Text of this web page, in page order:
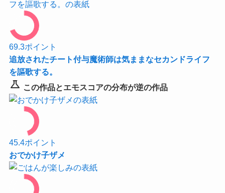
69.3ポイント
追放されたチート付与魔術師は気ままなセカンドライフ
を謳歌する。
science この作品とエモスコアの分布が逆の作品
45.4ポイント
おでかけ子ザメ